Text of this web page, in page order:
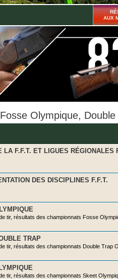
AUX
Olympique, Double
LA F.F.T. ET LIGUES RÉGIONALES
DES DISCIPLINES F.F.T.
tir, résultats des championnats Fosse
TRAP
tir, résultats des championnats Double Trap
tir, résultats des championnats Skeet